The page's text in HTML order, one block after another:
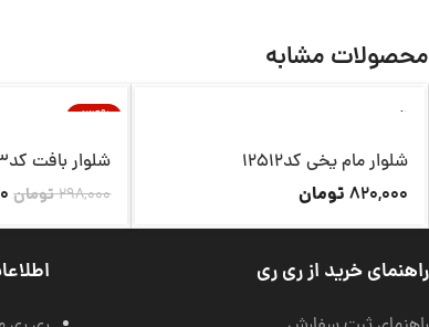
محصولات مشابه
ناموجود
شلوار مام یخی کد12512
820,000 تومان
-34%
شلوار بافت کد12423
298,000تومان
راهنمای خرید از ری ری